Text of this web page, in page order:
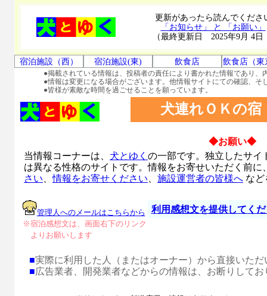
更新があったら読んでくださ
「お知らせ」 と 「お願い」
（最終更新日 2025年9月 4日
宿泊施設（西） 宿泊施設(東) 飲食店 飲食店（東
●掲載されている情報は、投稿者の責任により書かれた情報であり
●情報は変更になる場合がございます。他情報サイトにての確認、
●皆様が素敵な時間を過ごせることを願っています。
犬連れＯＫの
◆お願い◆
当情報コーナーは、 犬とゆく の一部です。独立したサイ
は異なる性格のサイトです。情報をお寄せいただく前に
さい 、情報をお寄せください 施設運営者の皆様へ など
管理人へのメールはこちらから
※宿泊感想文は、画面右下のリンク
よりお願いします
利用感想文を提供してく
■実際に利用した人（またはオーナー）から直接いただ
■広告業者、開発業者などからの情報は、お断りしてお